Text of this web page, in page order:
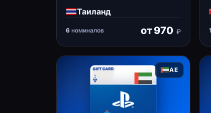
Таиланд
6 номиналов от970 ₽
AE